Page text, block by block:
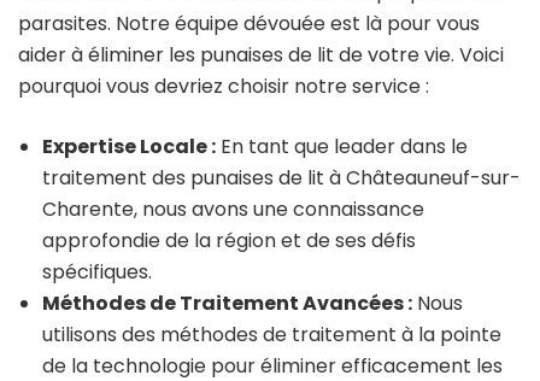
parasites. Notre équipe dévouée est là pour vous
aider à éliminer les punaises de lit de votre vie. Voici
pourquoi vous devriez choisir notre service :
Expertise Locale : En tant que leader dans le
traitement des punaises de lit à Châteauneuf-sur-
Charente, nous avons une connaissance
approfondie de la région et de ses défis
spécifiques.
Méthodes de Traitement Avancées : Nous
utilisons des méthodes de traitement à la pointe
de la technologie pour éliminer efficacement les